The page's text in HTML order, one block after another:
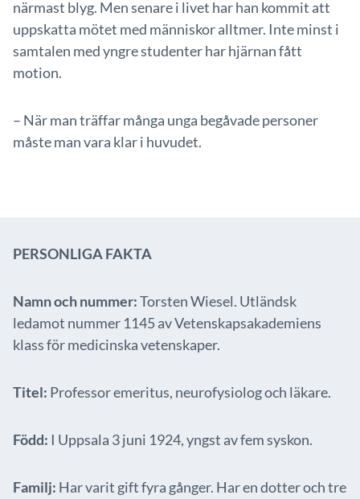
närmast blyg. Men senare i livet har han kommit att
uppskatta mötet med människor alltmer. Inte minst i
samtalen med yngre studenter har hjärnan fått
motion.
– När man träffar många unga begåvade personer
måste man vara klar i huvudet.
PERSONLIGA FAKTA
Namn och nummer:Torsten Wiesel. Utländsk
ledamot nummer 1145 av Vetenskapsakademiens
klass för medicinska vetenskaper.
Titel: Professor emeritus, neurofysiolog och läkare.
Född: I Uppsala 3 juni 1924, yngst av fem syskon.
Familj: Har varit gift fyra gånger. Har en dotter och tre